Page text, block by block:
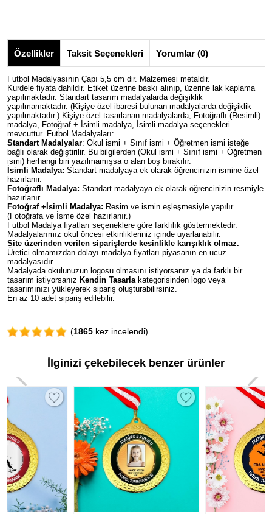
Özellikler Taksit Seçenekleri Yorumlar (0)
Futbol Madalyasının Çapı 5,5 cm dir. Malzemesi metaldir.
Kurdele fiyata dahildir. Etiket üzerine baskı alınıp, üzerine lak kaplama
yapılmaktadır. Standart tasarım madalyalarda değişiklik
yapılmamaktadır. (Kişiye özel ibaresi bulunan madalyalarda değişiklik
yapılmaktadır.) Kişiye özel tasarlanan madalyalarda, Fotoğraflı (Resimli)
madalya, Fotoğraf + İsimli madalya, İsimli madalya seçenekleri
mevcuttur. Futbol Madalyaları:
Standart Madalyalar: Okul ismi + Sınıf ismi + Öğretmen ismi isteğe
bağlı olarak değiştirilir. Bu bilgilerden (Okul ismi + Sınıf ismi + Öğretmen
ismi) herhangi biri yazılmamışsa o alan boş bırakılır.
İsimli Madalya: Standart madalyaya ek olarak öğrencinizin ismine özel
hazırlanır.
Fotoğraflı Madalya: Standart madalyaya ek olarak öğrencinizin resmiyle
hazırlanır.
Fotoğraf +İsimli Madalya: Resim ve ismin eşleşmesiyle yapılır.
(Fotoğrafa ve İsme özel hazırlanır.)
Futbol Madalya fiyatları seçeneklere göre farklılık göstermektedir.
Madalyalarımız okul öncesi etkinlikleriniz içinde uyarlanabilir.
Site üzerinden verilen siparişlerde kesinlikle karışıklık olmaz.
Üretici olmamızdan dolayı madalya fiyatları piyasanın en ucuz
madalyasıdır.
Madalyada okulunuzun logosu olmasını istiyorsanız ya da farklı bir
tasarım istiyorsanız Kendin Tasarlakategorisinden logo veya
tasarımınızı yükleyerek sipariş oluşturabilirsiniz.
En az 10 adet sipariş edilebilir.
(1865 kez incelendi)
İlginizi çekebilecek benzer ürünler